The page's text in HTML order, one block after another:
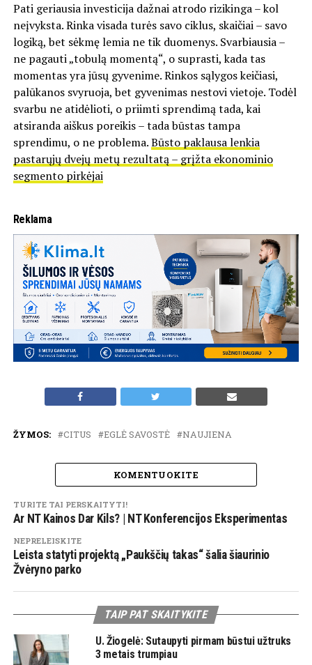
Pati geriausia investicija dažnai atrodo rizikinga – kol
neįvyksta. Rinka visada turės savo ciklus, skaičiai – savo
logiką, bet sėkmę lemia ne tik duomenys. Svarbiausia –
ne pagauti „tobulą momentą“, o suprasti, kada tas
momentas yra jūsų gyvenime. Rinkos sąlygos keičiasi,
palūkanos svyruoja, bet gyvenimas nestovi vietoje. Todėl
svarbu ne atidėlioti, o priimti sprendimą tada, kai
atsiranda aiškus poreikis – tada būstas tampa
sprendimu, o ne problema.Būsto paklausa lenkia
pastarųjų dvejų metų rezultatą – grįžta ekonominio
segmento pirkėjai
Reklama
ŽYMOS: CITUS EGLĖ SAVOSTĖ NAUJIENA
KOMENTUOKITE
TURITE TAI PERSKAITYTI!
Ar NT Kainos Dar Kils? | NT Konferencijos Eksperimentas
NEPRELEISKITE
Leista statyti projektą „Paukščių takas“ šalia šiaurinio
Žvėryno parko
TAIP PAT SKAITYKITE
U. Žiogelė: Sutaupyti pirmam būstui užtruks
3 metais trumpiau